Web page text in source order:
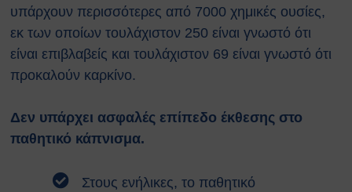
Σχέδιο Εκκένωσης
Κτιρίων
Συνοπτικοί Οδηγοί ΥΑΕ
Ακτινοβολία
Kινδύνου
Μέσα Ατομικής Προστασίας
υπάρχουν περισσότερες από 7000 χημικές ουσίες,
εκ των οποίων τουλάχιστον 250 είναι γνωστό ότι
είναι επιβλαβείς και τουλάχιστον 69 είναι γνωστό ότι
προκαλούν καρκίνο.
Δεν υπάρχει ασφαλές επίπεδο έκθεσης στο
παθητικό κάπνισμα.
Στους ενήλικες, το παθητικό